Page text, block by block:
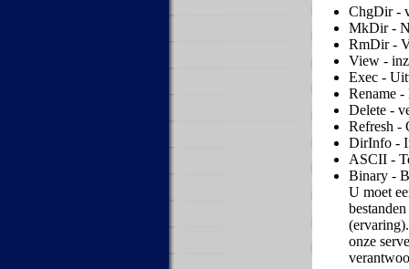
ChgDir -
MkDir -
RmDir -
View -
Exec -
Rename -
Delete -
Refresh -
DirInfo -
ASCII -
Binary -
U moet
onze